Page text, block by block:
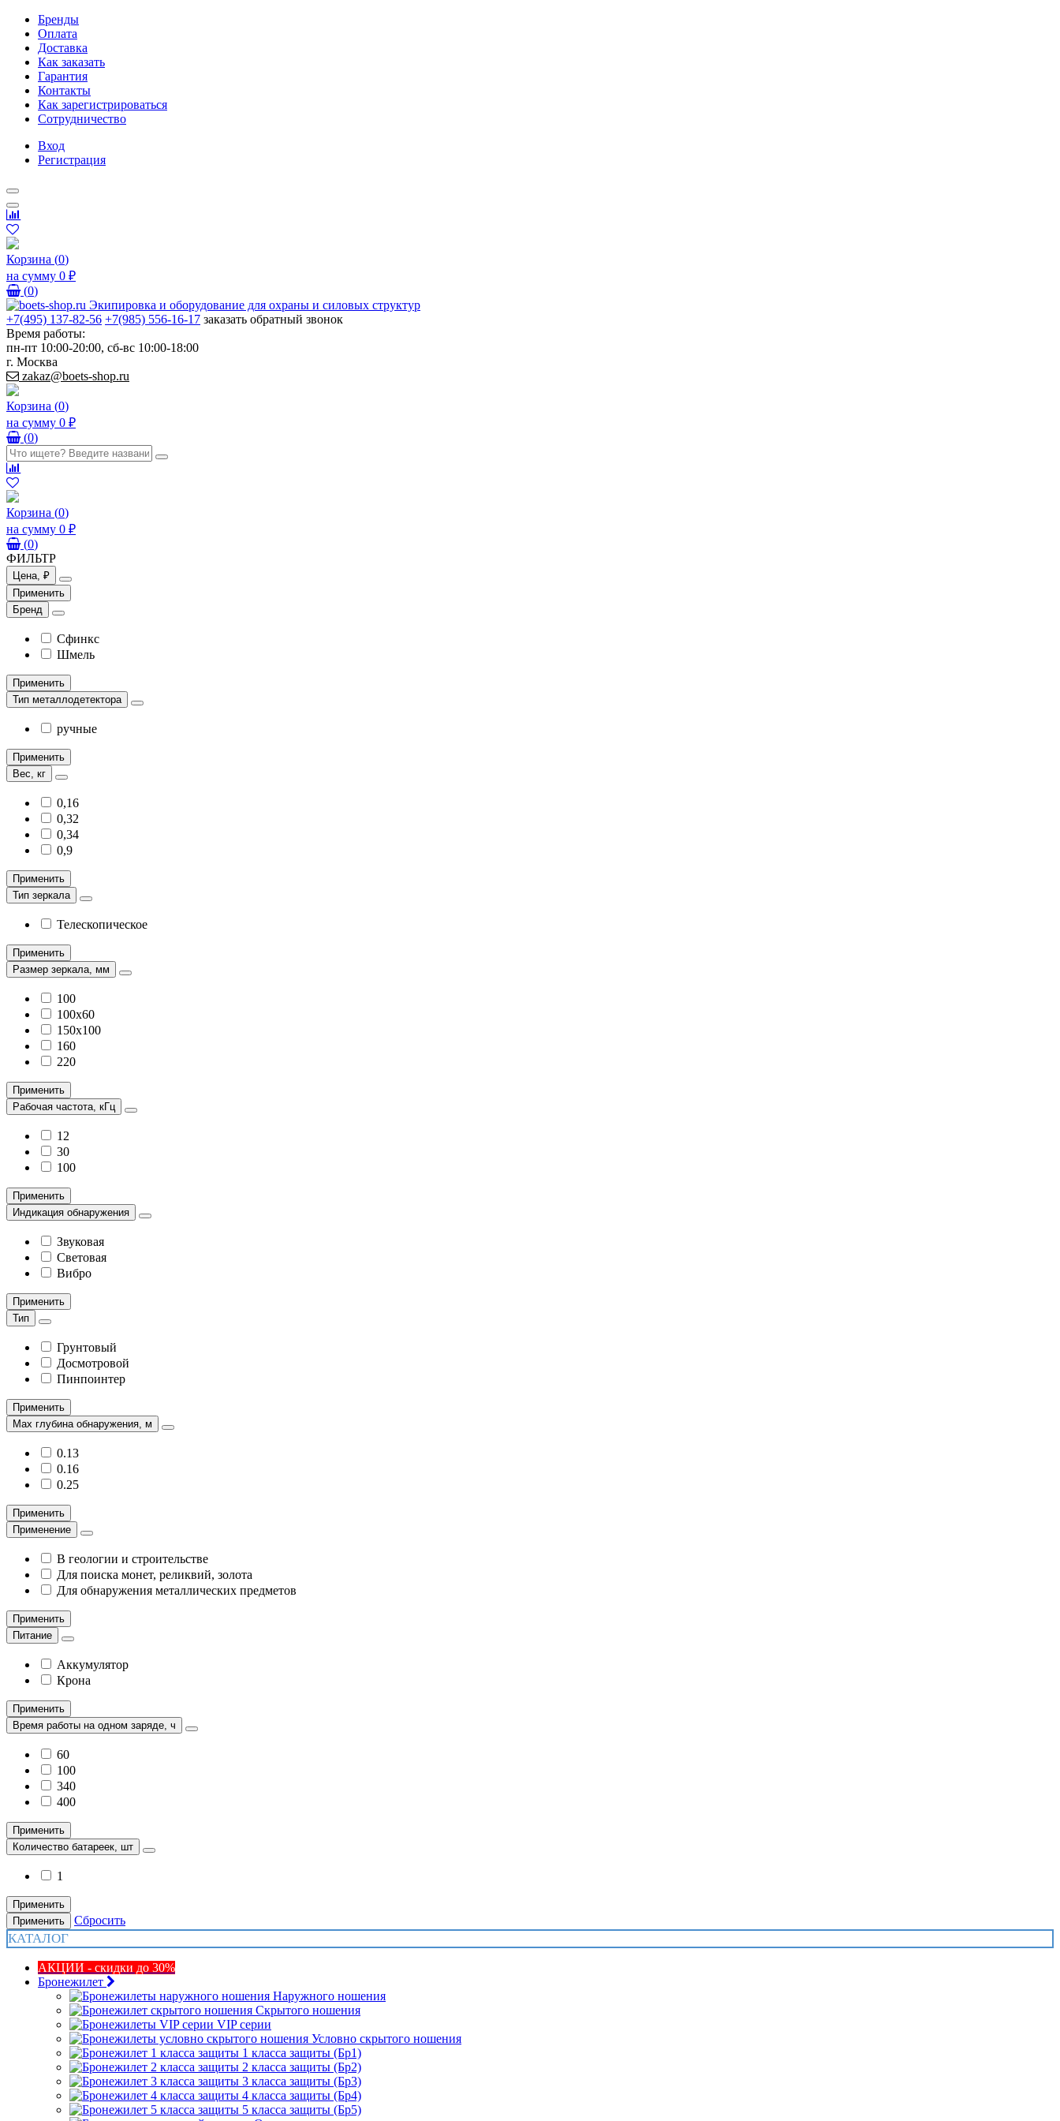
Бренды
Оплата
Доставка
Как заказать
Гарантия
Контакты
Как зарегистрироваться
Сотрудничество
Вход
Регистрация
Корзина (0)
на сумму 0 ₽
(0)
+7(495) 137-82-56 +7(985) 556-16-17 заказать обратный звонок
Время работы:
пн-пт 10:00-20:00, сб-вс 10:00-18:00
г. Москва
zakaz@boets-shop.ru
Корзина (0)
на сумму 0 ₽
(0)
Корзина (0)
на сумму 0 ₽
(0)
ФИЛЬТР
Цена, ₽
Применить
Бренд
Сфинкс
Шмель
Применить
Тип металлодетектора
ручные
Применить
Вес, кг
0,16
0,32
0,34
0,9
Применить
Тип зеркала
Телескопическое
Применить
Размер зеркала, мм
100
100х60
150х100
160
220
Применить
Рабочая частота, кГц
12
30
100
Применить
Индикация обнаружения
Звуковая
Световая
Вибро
Применить
Тип
Грунтовый
Досмотровой
Пинпоинтер
Применить
Max глубина обнаружения, м
0.13
0.16
0.25
Применить
Применение
В геологии и строительстве
Для поиска монет, реликвий, золота
Для обнаружения металлических предметов
Применить
Питание
Аккумулятор
Крона
Применить
Время работы на одном заряде, ч
60
100
340
400
Применить
Количество батареек, шт
1
Применить
Применить
Сбросить
КАТАЛОГ
АКЦИИ - скидки до 30%
Бронежилет
Наружного ношения
Скрытого ношения
VIP серии
Условно скрытого ношения
1 класса защиты (Бр1)
2 класса защиты (Бр2)
3 класса защиты (Бр3)
4 класса защиты (Бр4)
5 класса защиты (Бр5)